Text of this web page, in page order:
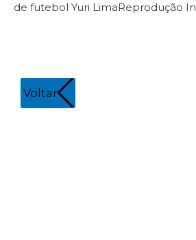
de futebol Yuri LimaReprodução
Voltar